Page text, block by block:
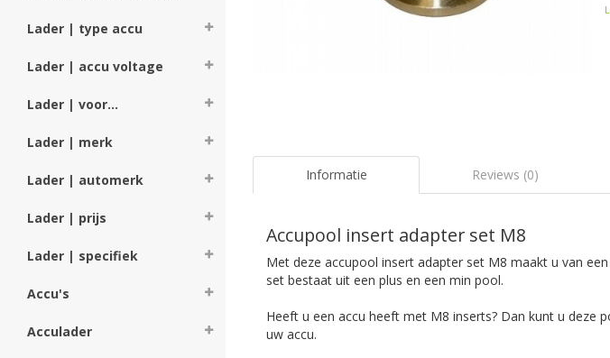
Lader | type accu
Lader | accu voltage
Lader | voor...
Lader | merk
Lader | automerk
Lader | prijs
Lader | specifiek
Accu's
Acculader
Informatie Reviews (0)
Accupool insert adapter set M8
Met deze accupool insert adapter set M8 maakt u van
set bestaat uit een plus en een min pool.
Heeft u een accu heeft met M8 inserts? Dan kunt u deze
uw accu.